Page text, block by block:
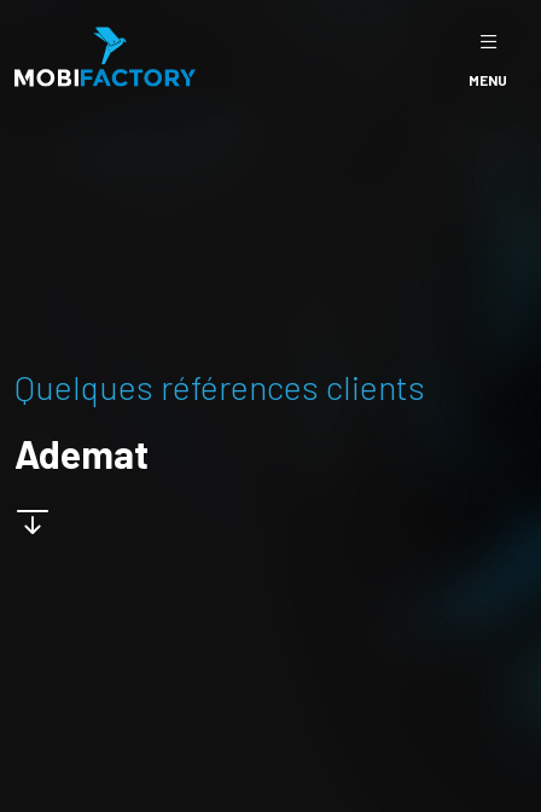
MENU
Quelques références clients
Ademat